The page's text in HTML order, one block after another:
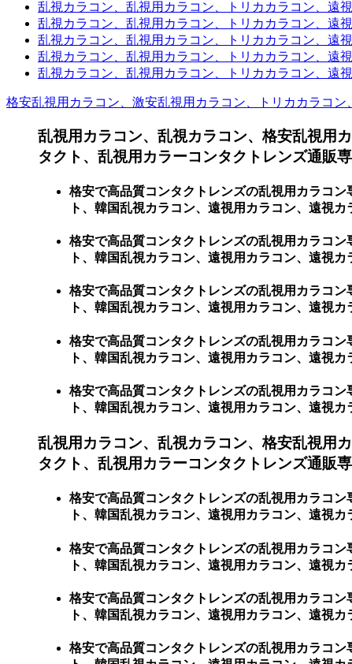
乱視カラコン、乱視用カラコン、トリカカラコン、遠
乱視カラコン、乱視用カラコン、トリカカラコン、遠
乱視カラコン、乱視用カラコン、トリカカラコン、遠
乱視カラコン、乱視用カラコン、トリカカラコン、遠
乱視カラコン、乱視用カラコン、トリカカラコン、遠
格安乱視用カラコン、激安乱視用カラコン、トリカカラコ
乱視用カラコン、乱視カラコン、格安乱視用
タクト、乱視用カラーコンタクトレンズ通販
格安で高品質コンタクトレンズの乱視用カラコ
ト、韓国乱視カラコン、遠視用カラコン、遠視
格安で高品質コンタクトレンズの乱視用カラコ
ト、韓国乱視カラコン、遠視用カラコン、遠視
格安で高品質コンタクトレンズの乱視用カラコ
ト、韓国乱視カラコン、遠視用カラコン、遠視
格安で高品質コンタクトレンズの乱視用カラコ
ト、韓国乱視カラコン、遠視用カラコン、遠視
格安で高品質コンタクトレンズの乱視用カラコ
ト、韓国乱視カラコン、遠視用カラコン、遠視
乱視用カラコン、乱視カラコン、格安乱視用
タクト、乱視用カラーコンタクトレンズ通販
格安で高品質コンタクトレンズの乱視用カラコ
ト、韓国乱視カラコン、遠視用カラコン、遠視
格安で高品質コンタクトレンズの乱視用カラコ
ト、韓国乱視カラコン、遠視用カラコン、遠視
格安で高品質コンタクトレンズの乱視用カラコ
ト、韓国乱視カラコン、遠視用カラコン、遠視
格安で高品質コンタクトレンズの乱視用カラコ